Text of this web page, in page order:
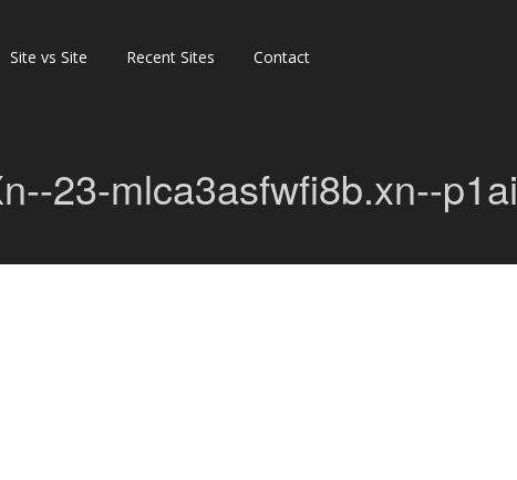
Site vs Site Recent Sites Contact
23-mlca3asfwfi8b.xn--p1ai